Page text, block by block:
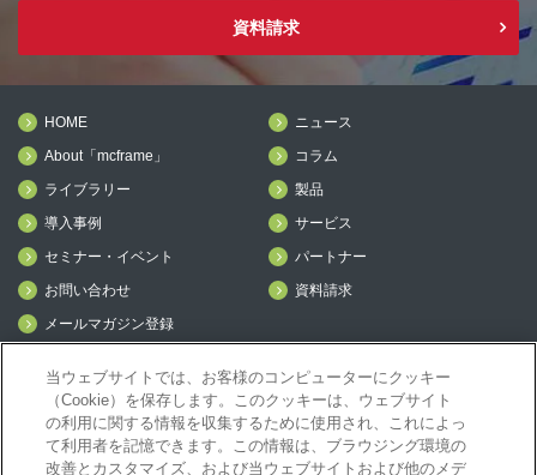
資料請求
HOME
ニュース
About「mcframe」
コラム
ライブラリー
製品
導入事例
サービス
セミナー・イベント
パートナー
お問い合わせ
資料請求
メールマガジン登録
mcframeナビ（ユーザ登録者）
mcframeユーザ会サイト（MCUG会員専用）
当ウェブサイトでは、お客様のコンピューターにクッキー
（Cookie）を保存します。このクッキーは、ウェブサイト
の利用に関する情報を収集するために使用され、これによっ
て利用者を記憶できます。この情報は、ブラウジング環境の
改善とカスタマイズ、および当ウェブサイトおよび他のメデ